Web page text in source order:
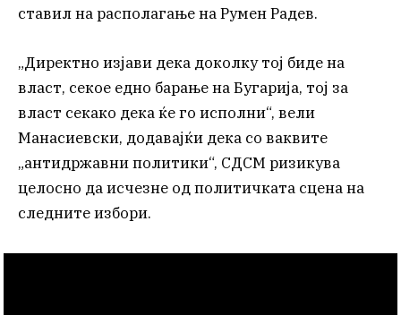
ставил на располагање на Румен Радев.
„Директно изјави дека доколку тој биде на
власт, секое едно барање на Бугарија, тој за
власт секако дека ќе го исполни“, вели
Манасиевски, додавајќи дека со ваквите
„антидржавни политики“, СДСМ ризикува
целосно да исчезне од политичката сцена на
следните избори.